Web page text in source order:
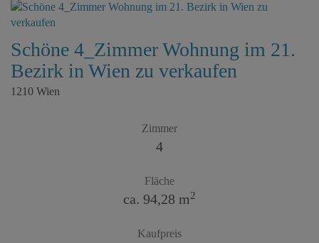
Schöne 4_Zimmer Wohnung im 21.
Bezirk in Wien zu verkaufen
1210 Wien
Zimmer
4
Fläche
ca. 94,28 m2
Kaufpreis